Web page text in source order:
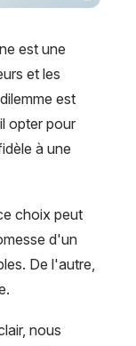
est une
et les
est
opter pour
à une
choix peut
d'un
De l'autre,
nous